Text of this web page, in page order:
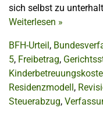
sich selbst zu
Weiterlesen »
BFH-Urteil,
5, Freibetrag,
Residenzmodell,
Steuerabzug,